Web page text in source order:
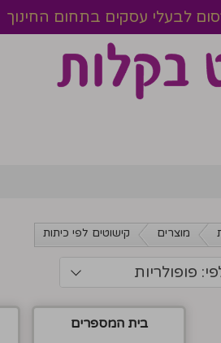
לבעלי עסקים בתחום החינוך
מוצרים קישוטים לפי כיתות
פופולריות
בית המספרים